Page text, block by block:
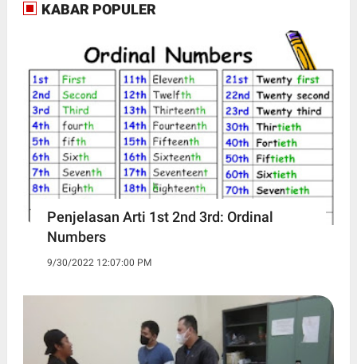
KABAR POPULER
Penjelasan Arti 1st 2nd 3rd: Ordinal
Numbers
9/30/2022 12:07:00 PM